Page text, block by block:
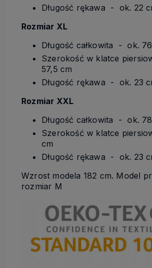
Długość rękawa - ok. 22
Rozmiar XL
Długość całkowita - ok.
Szerokość w klatce
57,5 cm
Długość rękawa - ok. 23
Rozmiar XXL
Długość całkowita - ok.
Szerokość w klatce
cm
Długość rękawa - ok. 23
Wzrost modela 182 cm. Model
rozmiar M